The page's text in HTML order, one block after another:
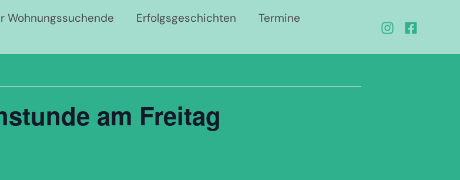
Wohnungssuchende Erfolgsgeschichten
Termine
am Freitag